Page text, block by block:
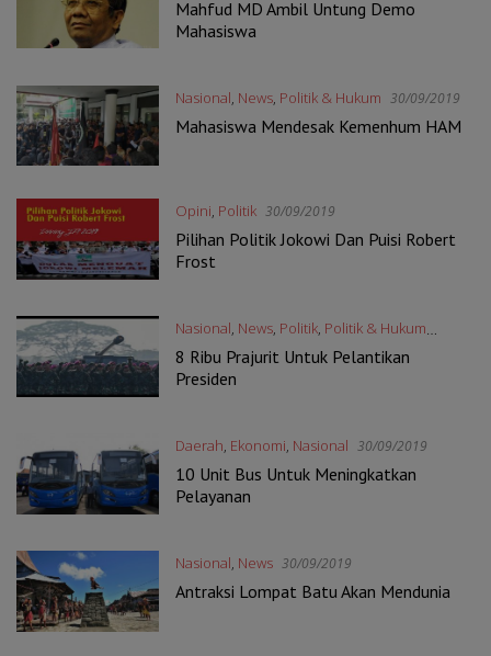
Mahfud MD Ambil Untung Demo
Mahasiswa
Nasional, News, Politik & Hukum 30/09/2019
Mahasiswa Mendesak Kemenhum HAM
Opini, Politik 30/09/2019
Pilihan Politik Jokowi Dan Puisi Robert
Frost
Nasional, News, Politik, Politik & Hukum
30/09/2019
8 Ribu Prajurit Untuk Pelantikan
Presiden
Daerah, Ekonomi, Nasional 30/09/2019
10 Unit Bus Untuk Meningkatkan
Pelayanan
Nasional, News 30/09/2019
Antraksi Lompat Batu Akan Mendunia